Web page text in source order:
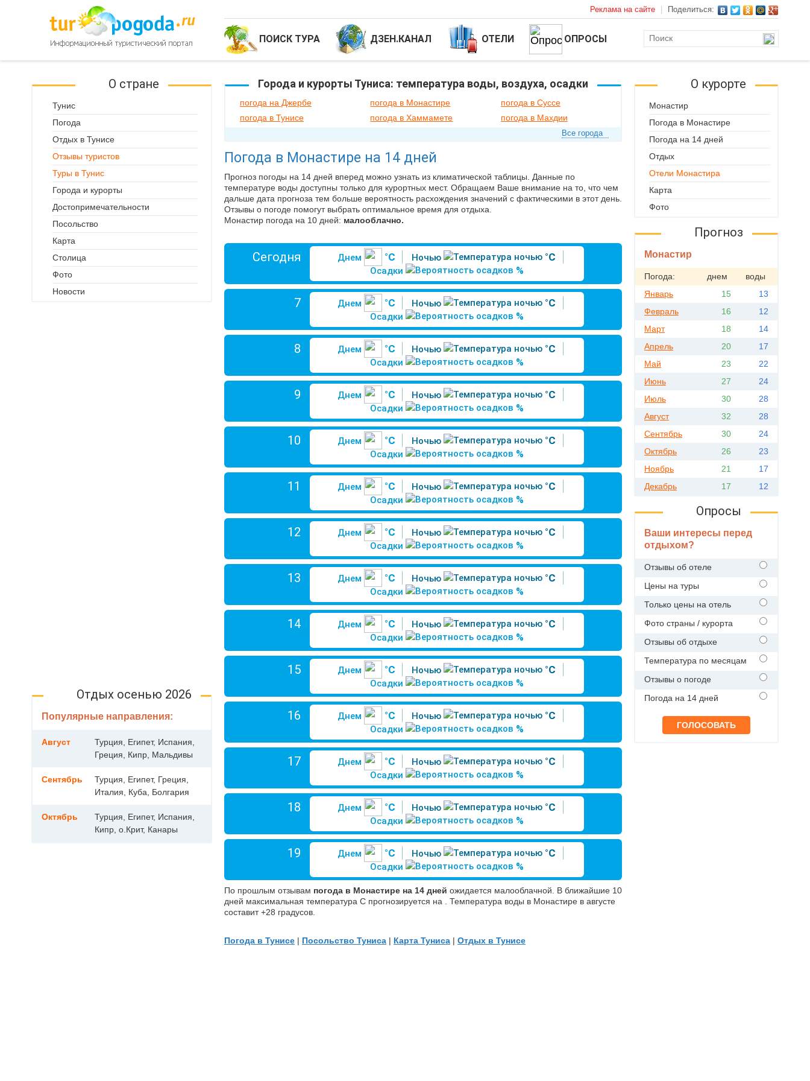
Реклама на сайте Поделиться:
ПОИСК ТУРА ДЗЕН.КАНАЛ ОТЕЛИ ОПРОСЫ
Города и курорты Туниса: температура воды, воздуха, осадки
погода на Джербе погода в Монастире
погода в Суссе
погода в Тунисе
погода в Хаммамете погода в Махдии
Все города
Погода в Монастире на 14 дней
Прогноз погоды на 14 дней вперед можно узнать из климатической таблицы. Данные по
температуре воды доступны только для курортных мест. Обращаем Ваше внимание на то, что чем
дальше дата прогноза тем больше вероятность расхождения значений с фактическими в этот день.
Отзывы о погоде помогут выбрать оптимальное время для отдыха.
Монастир погода на 10 дней: малооблачно.
Сегодня Днем °C Ночью °C
Осадки %
7 Днем °C Ночью °C
Осадки %
8 Днем °C Ночью °C
Осадки %
9 Днем °C Ночью °C
Осадки %
10 Днем °C Ночью °C
Осадки %
11 Днем °C Ночью °C
Осадки %
12 Днем °C Ночью °C
Осадки %
13 Днем °C Ночью °C
Осадки %
14 Днем °C Ночью °C
Осадки %
15 Днем °C Ночью °C
Осадки %
16 Днем °C Ночью °C
Осадки %
17 Днем °C Ночью °C
Осадки %
18 Днем °C Ночью °C
Осадки %
19 Днем °C Ночью °C
Осадки %
По прошлым отзывам погода в Монастире на 14 дней ожидается малооблачной. В ближайшие 10
дней максимальная температура С прогнозируется на . Температура воды в Монастире в августе
составит +28 градусов.
Погода в Тунисе | Посольство Туниса | Карта Туниса | Отдых в Тунисе
О стране
Тунис
Погода
Отдых в Тунисе
Отзывы туристов
Туры в Тунис
Города и курорты
Достопримечательности
Посольство
Карта
Столица
Фото
Новости
Отдых осенью 2026
Популярные направления:
Август
Турция, Египет, Испания,
Греция, Кипр, Мальдивы
Сентябрь
Турция, Египет, Греция,
Италия, Куба, Болгария
Октябрь
Турция, Египет, Испания,
Кипр, о.Крит, Канары
О курорте
Монастир
Погода в Монастире
Погода на 14 дней
Отдых
Отели Монастира
Карта
Фото
Прогноз
Монастир
Погода: днем
воды
Январь
15
13
Февраль
16
12
Март
18
14
Апрель
20
17
Май
23
22
Июнь
27
24
Июль
30
28
Август
32
28
Сентябрь
30
24
Октябрь
26
23
Ноябрь
21
17
Декабрь
17 12
Опросы
Ваши интересы перед
отдыхом?
Отзывы об отеле
Цены на туры
Только цены на отель
Фото страны / курорта
Отзывы об отдыхе
Температура по месяцам
Отзывы о погоде
Погода на 14 дней